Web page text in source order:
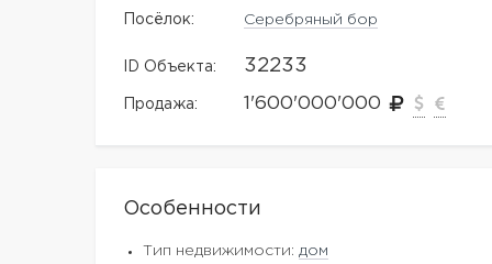
Посёлок: Серебряный бор
ID Объекта: 32233
Продажа: 1'600'000'000
Особенности
Тип недвижимости: дом